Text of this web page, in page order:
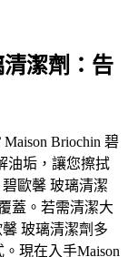
潔劑：告
Briochin 碧
油垢，讓您擦拭
歐馨 玻璃清潔
蓋。若需清潔大
玻璃清潔劑多
現在入手Maison